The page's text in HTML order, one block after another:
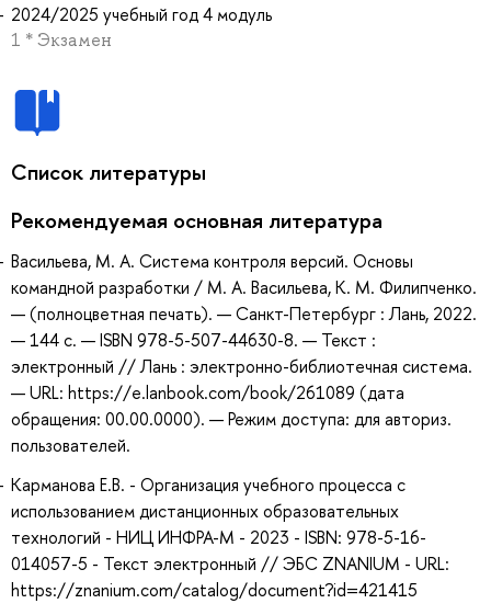
2024/2025 учебный год 4 модуль
1 * Экзамен
Список литературы
Рекомендуемая основная литература
Васильева, М. А. Система контроля версий. Основы
командной разработки / М. А. Васильева, К. М. Филипченко.
— (полноцветная печать). — Санкт-Петербург : Лань, 2022.
— 144 с. — ISBN 978-5-507-44630-8. — Текст :
электронный // Лань : электронно-библиотечная система.
— URL: https://e.lanbook.com/book/261089 (дата
обращения: 00.00.0000). — Режим доступа: для авториз.
пользователей.
Карманова Е.В. - Организация учебного процесса с
использованием дистанционных образовательных
технологий - НИЦ ИНФРА-М - 2023 - ISBN: 978-5-16-
014057-5 - Текст электронный // ЭБС ZNANIUM - URL:
https://znanium.com/catalog/document?id=421415